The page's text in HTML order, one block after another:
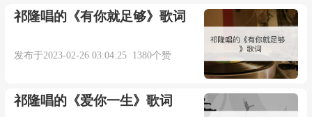
录音棚：野火春风工作室
混音、母带：张玄@TNK
OP、SP：上海腾讯企鹅影视文化传播有限公
祁隆唱的《有你就足够》歌词
发布于2023-02-26 03:04:25 1380个赞
祁隆唱的《爱你一生》歌词